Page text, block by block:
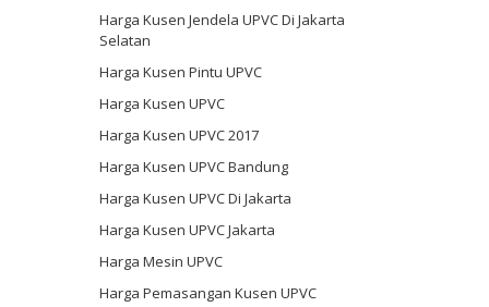
Harga Kusen Jendela UPVC Di Jakarta
Selatan
Harga Kusen Pintu UPVC
Harga Kusen UPVC
Harga Kusen UPVC 2017
Harga Kusen UPVC Bandung
Harga Kusen UPVC Di Jakarta
Harga Kusen UPVC Jakarta
Harga Mesin UPVC
Harga Pemasangan Kusen UPVC